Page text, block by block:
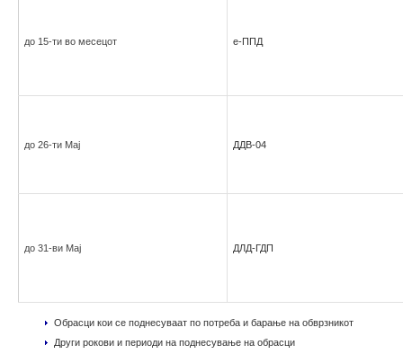
до 15-ти во месецот е-ППД
до 26-ти Мај ДДВ-04
до 31-ви Мај ДЛД-ГДП
Обрасци кои се поднесуваат по потреба и барање на обврзникот
Други рокови и периоди на поднесување на обрасци